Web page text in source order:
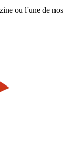
ou l'une de nos